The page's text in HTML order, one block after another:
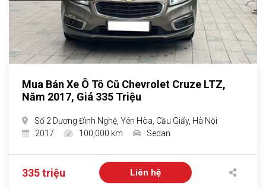
Mua Bán Xe Ô Tô Cũ Chevrolet Cruze LTZ,
Năm 2017, Giá 335 Triệu
Số 2 Dương Đình Nghệ, Yên Hòa, Cầu Giấy, Hà Nội
2017
100,000 km Sedan
335 triệu Liên hệ